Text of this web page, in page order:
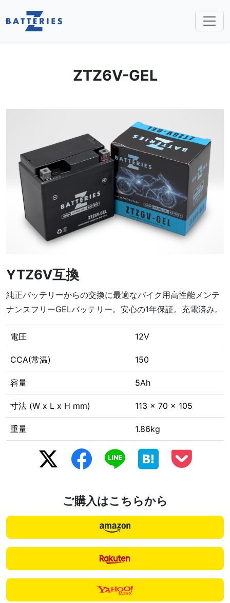
ZTZ6V-GEL
YTZ6V互換
純正バッテリーからの交換に最適なバイク用高性能メンテ
ナンスフリーGELバッテリー。安心の1年保証。充電済み。
電圧 12V
CCA(常温) 150
容量 5Ah
寸法 (W x L x H mm) 113 x 70 x 105
重量 1.86kg
ご購入はこちらから